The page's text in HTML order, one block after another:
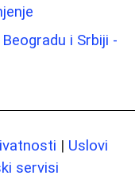
i Srbiji -
| Uslovi
servisi